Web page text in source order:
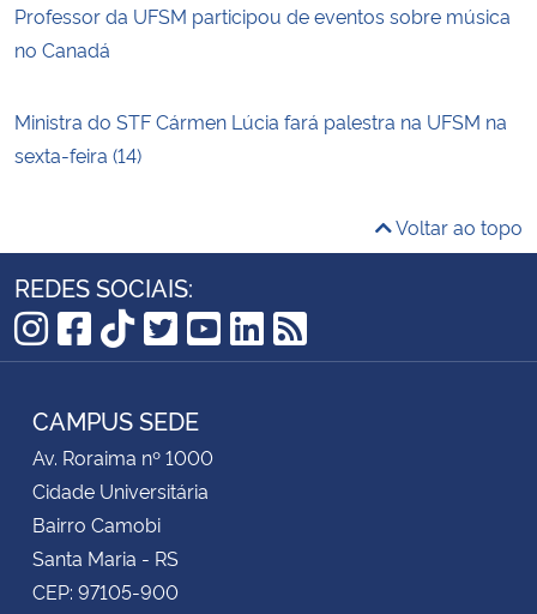
Professor da UFSM participou de eventos sobre música
no Canadá
Ministra do STF Cármen Lúcia fará palestra na UFSM na
sexta-feira (14)
Voltar ao topo
REDES SOCIAIS:
Instagram
Facebook
TikTok
Twitter
YouTube
LinkedIn
RSS
CAMPUS SEDE
Av. Roraima nº 1000
Cidade Universitária
Bairro Camobi
Santa Maria - RS
CEP: 97105-900